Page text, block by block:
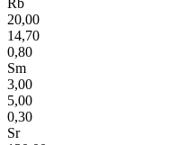
20,00
14,70
0,80
Sm
3,00
5,00
0,30
Sr